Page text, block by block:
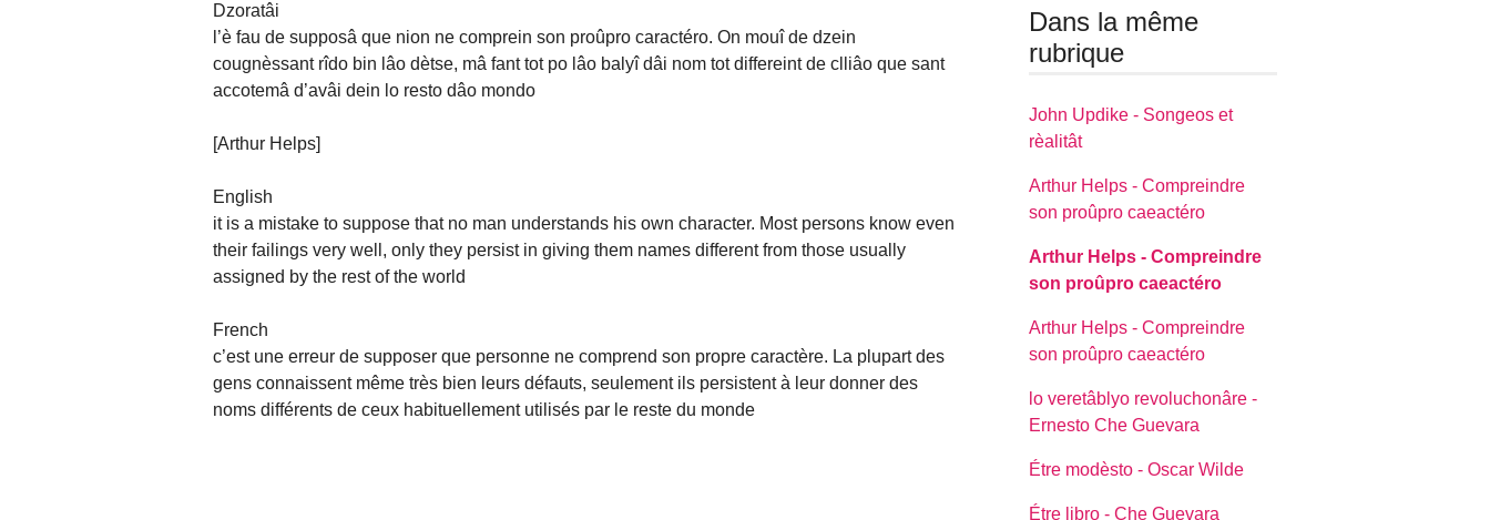
Dzoratâi
l’è fau de supposâ que nion ne comprein son proûpro caractéro. On mouî de dzein
cougnèssant rîdo bin lâo dètse, mâ fant tot po lâo balyî dâi nom tot differeint de clliâo que sant
accotemâ d’avâi dein lo resto dâo mondo
[Arthur Helps]
English
it is a mistake to suppose that no man understands his own character. Most persons know even
their failings very well, only they persist in giving them names different from those usually
assigned by the rest of the world
French
c’est une erreur de supposer que personne ne comprend son propre caractère. La plupart des
gens connaissent même très bien leurs défauts, seulement ils persistent à leur donner des
noms différents de ceux habituellement utilisés par le reste du monde
Dans la même
rubrique
John Updike - Songeos et
rèalitât
Arthur Helps - Compreindre
son proûpro caeactéro
Arthur Helps - Compreindre
son proûpro caeactéro
Arthur Helps - Compreindre
son proûpro caeactéro
lo veretâblyo revoluchonâre -
Ernesto Che Guevara
Étre modèsto - Oscar Wilde
Étre libro - Che Guevara